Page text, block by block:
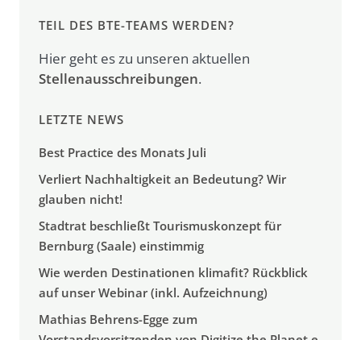
TEIL DES BTE-TEAMS WERDEN?
Hier geht es zu unseren aktuellen
Stellenausschreibungen.
LETZTE NEWS
Best Practice des Monats Juli
Verliert Nachhaltigkeit an Bedeutung? Wir
glauben nicht!
Stadtrat beschließt Tourismuskonzept für
Bernburg (Saale) einstimmig
Wie werden Destinationen klimafit? Rückblick
auf unser Webinar (inkl. Aufzeichnung)
Mathias Behrens-Egge zum